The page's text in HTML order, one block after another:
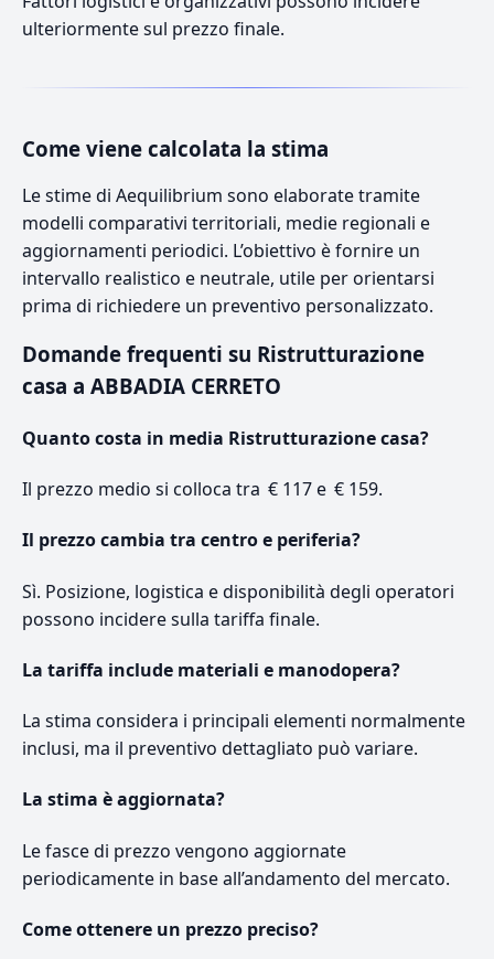
ulteriormente sul prezzo finale.
Come viene calcolata la stima
Le stime di Aequilibrium sono elaborate tramite
modelli comparativi territoriali, medie regionali e
aggiornamenti periodici. L’obiettivo è fornire un
intervallo realistico e neutrale, utile per orientarsi
prima di richiedere un preventivo personalizzato.
Domande frequenti su Ristrutturazione
casa a ABBADIA CERRETO
Quanto costa in media Ristrutturazione casa?
Il prezzo medio si colloca tra € 117 e € 159.
Il prezzo cambia tra centro e periferia?
Sì. Posizione, logistica e disponibilità degli operatori
possono incidere sulla tariffa finale.
La tariffa include materiali e manodopera?
La stima considera i principali elementi normalmente
inclusi, ma il preventivo dettagliato può variare.
La stima è aggiornata?
Le fasce di prezzo vengono aggiornate
periodicamente in base all’andamento del mercato.
Come ottenere un prezzo preciso?